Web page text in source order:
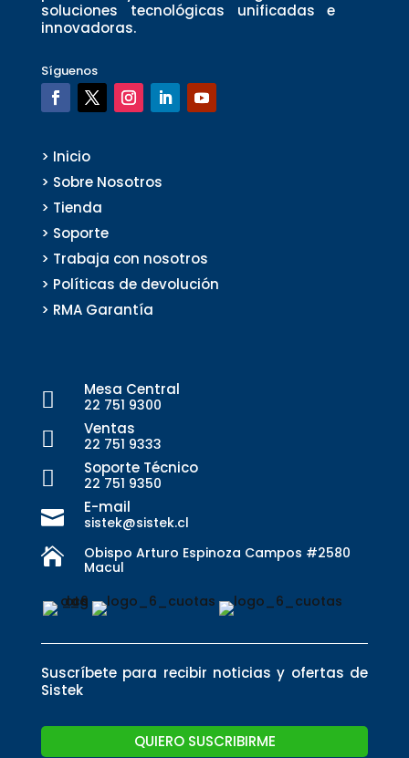
soluciones tecnológicas unificadas e
innovadoras.
Síguenos
> Inicio
> Sobre Nosotros
> Tienda
> Soporte
> Trabaja con nosotros
> Políticas de devolución
> RMA Garantía
 Mesa Central
22 751 9300
 Ventas
22 751 9333
 Soporte Técnico
22 751 9350
 E-mail
sistek@sistek.cl

Obispo Arturo Espinoza Campos #2580
Macul
Suscríbete para recibir noticias y ofertas de
Sistek
QUIERO SUSCRIBIRME